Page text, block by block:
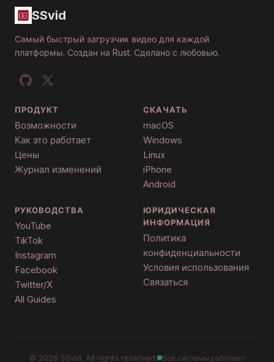
SSvid
Самый быстрый загрузчик видео для каждой
платформы. Создан на Rust. Сделано с любовью.
ПРОДУКТ
Возможности
Как это работает
Цены
Журнал изменений
СКАЧАТЬ
macOS
Windows
Linux
iPhone
Android
РУКОВОДСТВА
YouTube
TikTok
Instagram
Facebook
Twitter/X
All Guides
ЮРИДИЧЕСКАЯ
ИНФОРМАЦИЯ
Политика
конфиденциальности
Условия использования
Связаться
© 2026 SSvid. All rights reserved. Все системы работают